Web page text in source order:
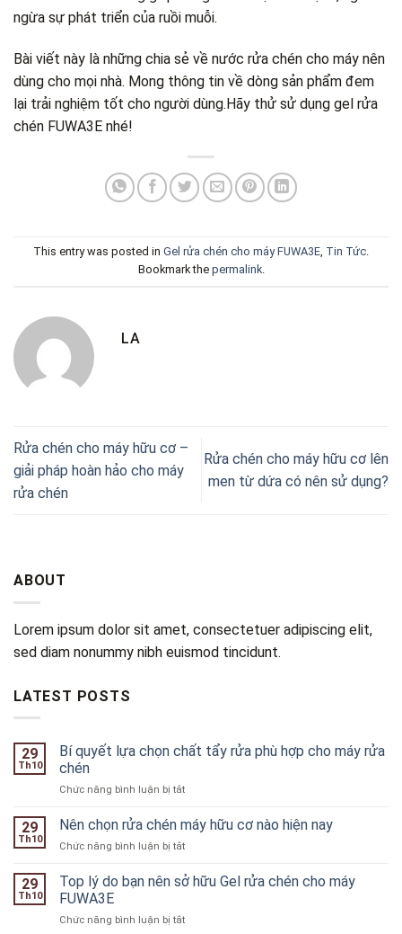
ngừa sự phát triển của ruồi muỗi.
Bài viết này là những chia sẻ về nước rửa chén cho máy nên
dùng cho mọi nhà. Mong thông tin về dòng sản phẩm đem
lại trải nghiệm tốt cho người dùng.Hãy thử sử dụng gel rửa
chén FUWA3E nhé!
This entry was posted in Gel rửa chén cho máy FUWA3E Tin Tức
Bookmark the permalink.
LA
Rửa chén cho máy hữu cơ –
giải pháp hoàn hảo cho máy
rửa chén
Rửa chén cho máy hữu cơ lên
men từ dứa có nên sử dụng?
ABOUT
Lorem ipsum dolor sit amet, consectetuer adipiscing elit,
sed diam nonummy nibh euismod tincidunt.
LATEST POSTS
29
Th10
Bí quyết lựa chọn chất tẩy rửa phù hợp cho máy rửa
chén
Chức năng bình luận bị tắtở
quyết
chọn
tẩy
hợp
29
Th10
Nên chọn rửa chén máy hữu cơ nào hiện nay
Chức năng bình luận bị tắtở
chọn
máy
29
Th10
Top lý do bạn nên sở hữu Gel rửa chén cho máy
FUWA3E
Chức năng bình luận bị tắtở